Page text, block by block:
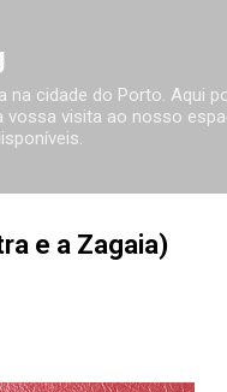
na cidade do Porto. Aqui
visita ao nosso
e a Zagaia)